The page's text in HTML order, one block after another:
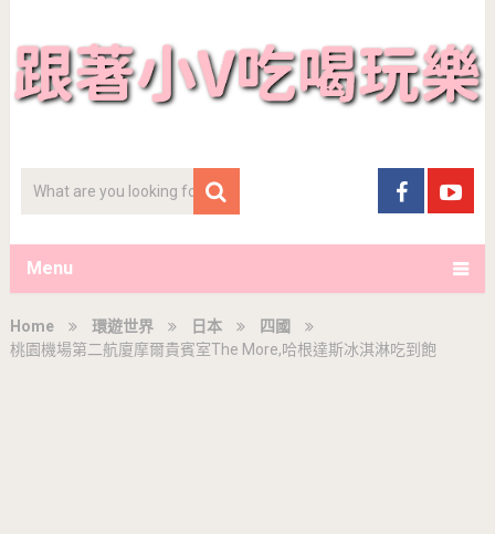
Menu
Home 環遊世界 日本
四國
桃園機場第二航廈摩爾貴賓室The More,哈根達斯冰淇淋吃到飽